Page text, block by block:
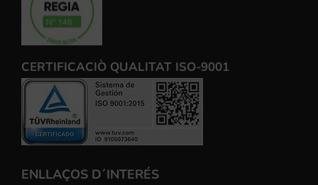
CERTIFICACIÒ QUALITAT ISO-9001
ENLLAÇOS D´INTERÉS